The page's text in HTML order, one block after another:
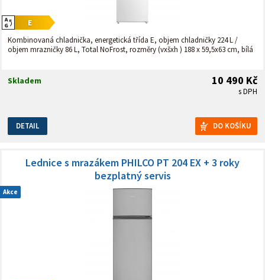
Kombinovaná chladnička, energetická třída E, objem chladničky 224 L /
objem mrazničky 86 L, Total NoFrost, rozměry (vxšxh ) 188 x 59,5x63 cm, bílá
10 490 Kč
s DPH
Skladem
DETAIL
Akce
Lednice s mrazákem PHILCO PT 204 EX + 3 roky
bezplatný servis